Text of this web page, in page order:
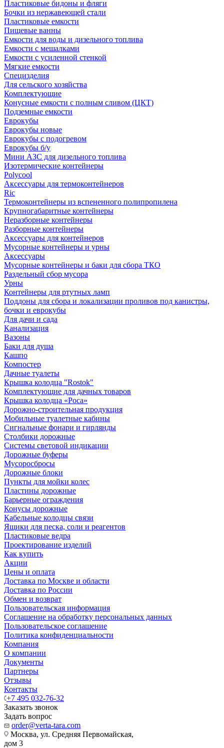
Пластиковые бидоны и фляги
Бочки из нержавеющей стали
Пластиковые емкости
Пищевые ванны
Емкости для воды и дизельного топлива
Емкости с мешалками
Емкости с усиленной стенкой
Мягкие емкости
Специзделия
Для сельского хозяйства
Комплектующие
Конусные емкости с полным сливом (ЦКТ)
Подземные емкости
Еврокубы
Еврокубы новые
Еврокубы с подогревом
Еврокубы б/у
Мини АЗС для дизельного топлива
Изотермические контейнеры
Polycool
Аксессуары для термоконтейнеров
Ric
Термоконтейнеры из вспененного полипропилена
Крупногабаритные контейнеры
Неразборные контейнеры
Разборные контейнеры
Аксессуары для контейнеров
Мусорные контейнеры и урны
Аксессуары
Мусорные контейнеры и баки для сбора ТКО
Раздельный сбор мусора
Урны
Контейнеры для ртутных ламп
Поддоны для сбора и локализации проливов под канистры,
бочки и еврокубы
Для дачи и сада
Канализация
Вазоны
Баки для душа
Кашпо
Компостер
Дачные туалеты
Крышка колодца "Rostok"
Комплектующие для дачных товаров
Крышка колодца «Роса»
Дорожно-строительная продукция
Мобильные туалетные кабины
Сигнальные фонари и гирлянды
Столбики дорожные
Системы световой индикации
Дорожные буферы
Мусоросбросы
Дорожные блоки
Пункты для мойки колес
Пластины дорожные
Барьерные ограждения
Конусы дорожные
Кабельные колодцы связи
Ящики для песка, соли и реагентов
Пластиковые ведра
Проектирование изделий
Как купить
Акции
Цены и оплата
Доставка по Москве и области
Доставка по России
Обмен и возврат
Пользовательская информация
Соглашение на обработку персональных данных
Пользовательское соглашение
Политика конфиденциальности
Компания
О компании
Документы
Партнеры
Отзывы
Контакты
+7 495 032-76-32
Заказать звонок
Задать вопрос
order@verta-tara.com
Москва, ул. Средняя Первомайская,
дом 3